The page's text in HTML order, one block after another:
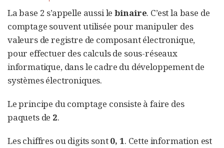
La base 2 s’appelle aussi lebinaire. C’est la base de
comptage souvent utilisée pour manipuler des
valeurs de registre de composant électronique,
pour effectuer des calculs de sous-réseaux
informatique, dans le cadre du développement de
systèmes électroniques.
Le principe du comptage consiste à faire des
paquets de 2.
Les chiffres ou digits sont0, 1. Cette information est